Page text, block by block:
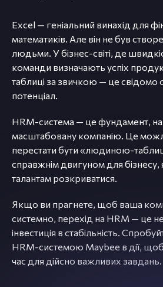
Excel — геніальний винахід для
математиків. Але він не був
людьми. У бізнес-світі, де
команди визначають успіх
таблиці за звичкою — це свідомо
потенціал.
HRM-система — це фундамент, на
масштабовану компанію. Це
перестати бути «людиною-
справжнім двигуном для
талантам розкриватися.
Якщо ви прагнете, щоб ваша
системно, перехід на HRM — це
інвестиція в стабільність.
HRM-системою Maybee в дії, щоб
час для дійсно важливих завдань.